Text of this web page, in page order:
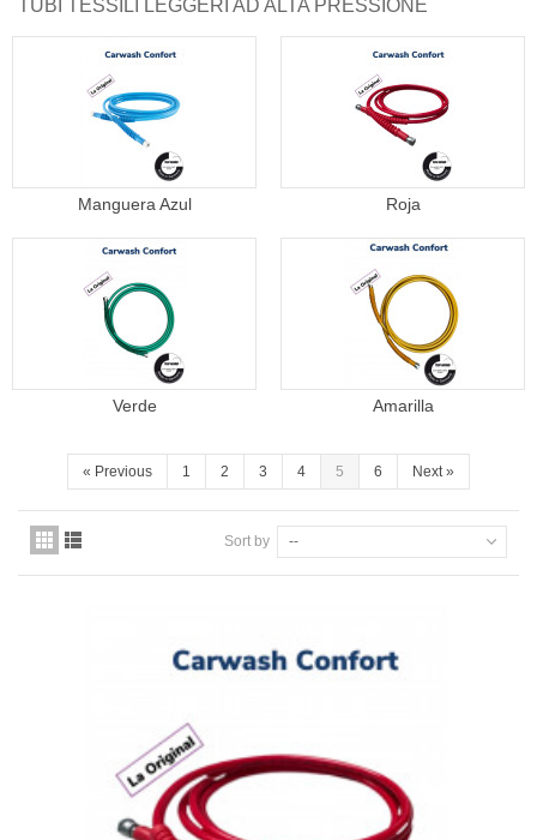
Pago seguro
Garantías
Contacte con nosotros
TUBI TESSILI LEGGERI AD ALTA PRESSIONE
Manguera Azul Roja
Verde Amarilla
« Previous 1 2 3 4 5 6 Next»
Sort by --